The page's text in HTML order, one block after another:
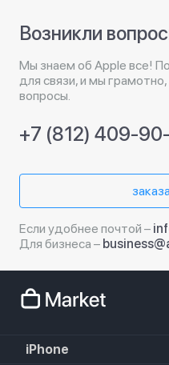
Возникли
Мы знаем об Apple все!
для связи, и мы
вопросы.
+7 (812) 409-
Если удобнее почтой –
Для бизнеса –
iPhone